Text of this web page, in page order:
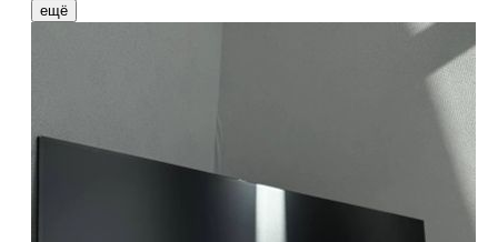
ещё